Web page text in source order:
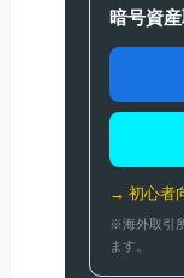
暗号資
→ 初心者
※海外取引
ます。